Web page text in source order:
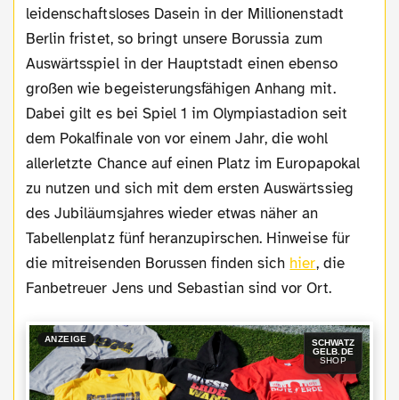
leidenschaftsloses Dasein in der Millionenstadt
Berlin fristet, so bringt unsere Borussia zum
Auswärtsspiel in der Hauptstadt einen ebenso
großen wie begeisterungsfähigen Anhang mit.
Dabei gilt es bei Spiel 1 im Olympiastadion seit
dem Pokalfinale von vor einem Jahr, die wohl
allerletzte Chance auf einen Platz im Europapokal
zu nutzen und sich mit dem ersten Auswärtssieg
des Jubiläumsjahres wieder etwas näher an
Tabellenplatz fünf heranzupirschen. Hinweise für
die mitreisenden Borussen finden sich hier, die
Fanbetreuer Jens und Sebastian sind vor Ort.
ANZEIGE
SCHWATZ
GELB.DE
SHOP